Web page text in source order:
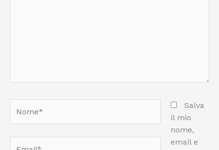
Salva
il mio
nome,
email e